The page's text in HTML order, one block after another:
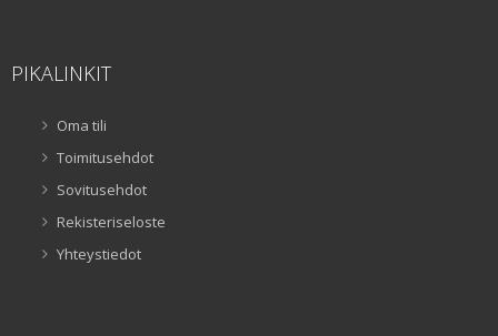
PIKALINKIT
Oma tili
Toimitusehdot
Sovitusehdot
Rekisteriseloste
Yhteystiedot